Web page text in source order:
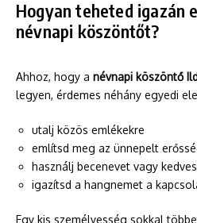
Hogyan teheted igazán
névnapi köszöntőt?
Ahhoz, hogy a névnapi köszöntő
legyen, érdemes néhány egyedi
utalj közös emlékekre
említsd meg az ünnepelt
használj becenevet vagy
igazítsd a hangnemet a
Egy kis személyesség sokkal